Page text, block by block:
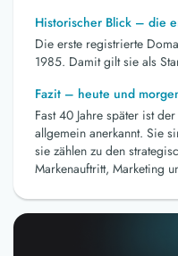
Historischer Blick – die
Die erste registrierte
1985. Damit gilt sie als
Fazit – heute und
Fast 40 Jahre später ist
allgemein anerkannt. Sie
sie zählen zu den
Markenauftritt, Marketing